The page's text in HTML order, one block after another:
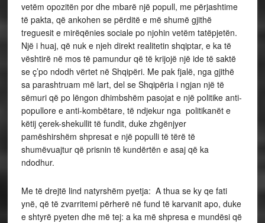
vetëm opozitën por dhe mbarë një popull, me përjashtime
të pakta, që ankohen se përditë e më shumë gjithë
treguesit e mirëqënies sociale po njohin vetëm tatëpjetën.
Një i huaj, që nuk e njeh direkt realitetin shqiptar, e ka të
vështirë në mos të pamundur që të krijojë një ide të saktë
se ç’po ndodh vërtet në Shqipëri. Me pak fjalë, nga gjithë
sa parashtruam më lart, del se Shqipëria i ngjan një të
sëmuri që po lëngon dhimbshëm pasojat e një politike anti-
popullore e anti-kombëtare, të ndjekur nga politikanët e
këtij çerek-shekullit të fundit, duke zhgënjyer
pamëshirshëm shpresat e një populli të tërë të
shumëvuajtur që prisnin të kundërtën e asaj që ka
ndodhur.
Me të drejtë lind natyrshëm pyetja: A thua se ky qe fati
ynë, që të zvarritemi përherë në fund të karvanit apo, duke
e shtyrë pyeten dhe më tej: a ka më shpresa e mundësi që